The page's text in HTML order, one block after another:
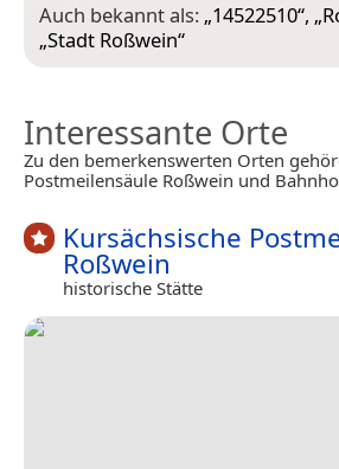
Auch bekannt als: „14522510“, „
„Stadt Roßwein“
Interessante Orte
Zu den bemerkenswerten Orten
Postmeilensäule Roßwein und
Kursächsische
Roßwein
historische Stätte